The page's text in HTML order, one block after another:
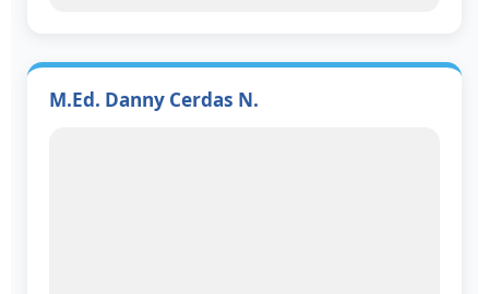
M.Ed. Danny Cerdas N.